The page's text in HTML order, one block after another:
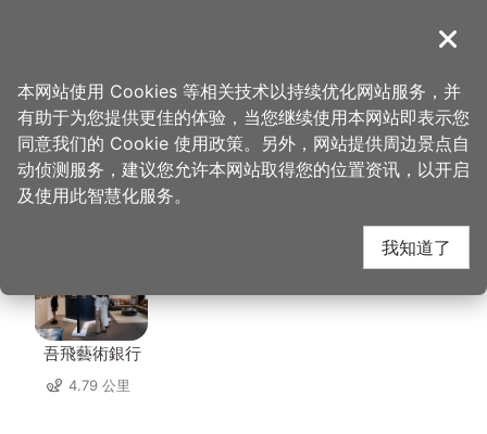
導覽
首页 > 想去的地方 > 美食、购物 > 欣园餐馆
欣园餐馆 周边店家
吾飛藝術銀行
4.79 公里
关闭
本网站使用 Cookies 等相关技术以持续优化网站服务，并
有助于为您提供更佳的体验，当您继续使用本网站即表示您
同意我们的 Cookie 使用政策。另外，网站提供周边景点自
动侦测服务，建议您允许本网站取得您的位置资讯，以开启
及使用此智慧化服务。
我知道了